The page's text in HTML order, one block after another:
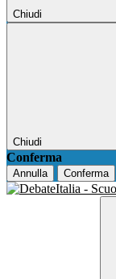
Chiudi
Chiudi
Conferma
Annulla Conferma